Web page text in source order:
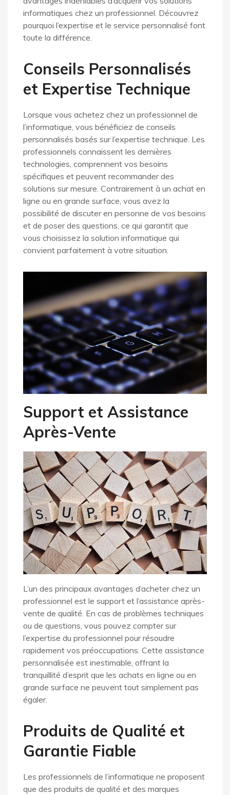
informatiques chez un professionnel. Découvrez
pourquoi l’expertise et le service personnalisé font
toute la différence.
Conseils Personnalisés
et Expertise Technique
Lorsque vous achetez chez un professionnel de
l’informatique, vous bénéficiez de conseils
personnalisés basés sur l’expertise technique. Les
professionnels connaissent les dernières
technologies, comprennent vos besoins
spécifiques et peuvent recommander des
solutions sur mesure. Contrairement à un achat en
ligne ou en grande surface, vous avez la
possibilité de discuter en personne de vos besoins
et de poser des questions, ce qui garantit que
vous choisissez la solution informatique qui
convient parfaitement à votre situation.
Support et Assistance
Après-Vente
L’un des principaux avantages d’acheter chez un
professionnel est le support et l’assistance après-
vente de qualité. En cas de problèmes techniques
ou de questions, vous pouvez compter sur
l’expertise du professionnel pour résoudre
rapidement vos préoccupations. Cette assistance
personnalisée est inestimable, offrant la
tranquillité d’esprit que les achats en ligne ou en
grande surface ne peuvent tout simplement pas
égaler.
Produits de Qualité et
Garantie Fiable
Les professionnels de l’informatique ne proposent
que des produits de qualité et des marques